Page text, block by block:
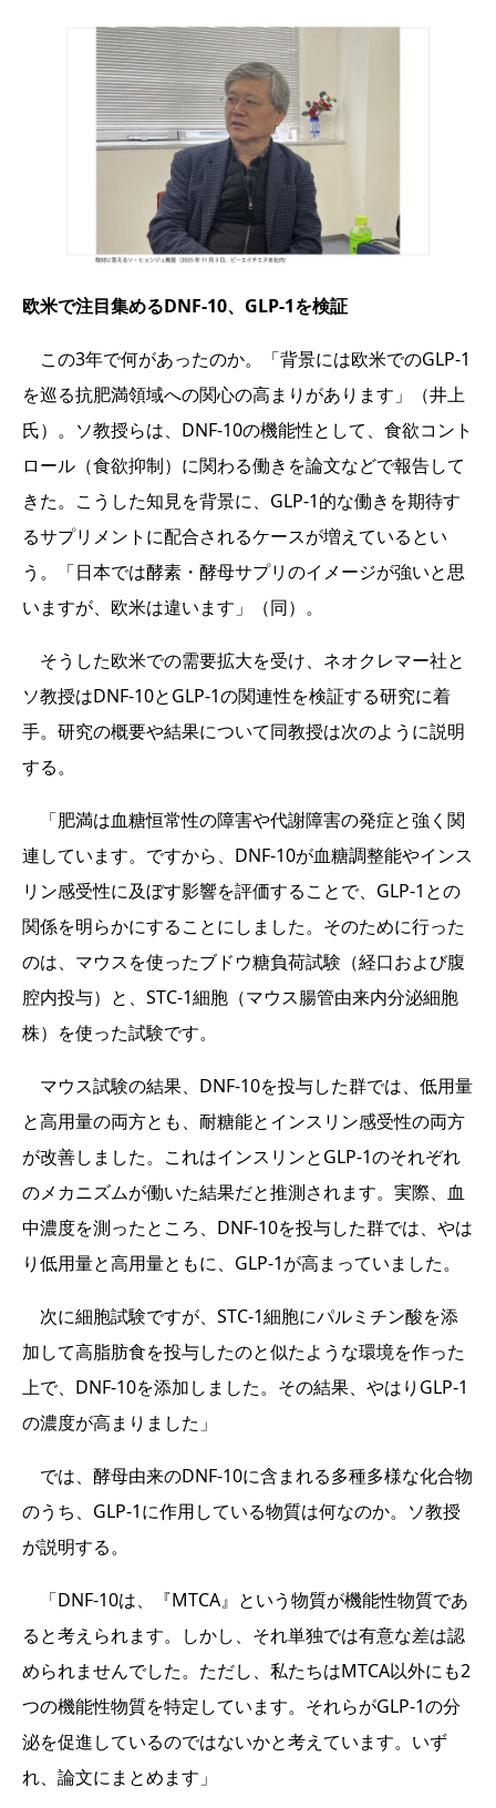
欧米で注目集めるDNF-10、GLP-1を検証
この3年で何があったのか。「背景には欧米でのGLP-1
を巡る抗肥満領域への関心の高まりがあります」（井上
氏）。ソ教授らは、DNF-10の機能性として、食欲コント
ロール（食欲抑制）に関わる働きを論文などで報告して
きた。こうした知見を背景に、GLP-1的な働きを期待す
るサプリメントに配合されるケースが増えているとい
う。「日本では酵素・酵母サプリのイメージが強いと思
いますが、欧米は違います」（同）。
そうした欧米での需要拡大を受け、ネオクレマー社と
ソ教授はDNF-10とGLP-1の関連性を検証する研究に着
手。研究の概要や結果について同教授は次のように説明
する。
「肥満は血糖恒常性の障害や代謝障害の発症と強く関
連しています。ですから、DNF-10が血糖調整能やインス
リン感受性に及ぼす影響を評価することで、GLP-1との
関係を明らかにすることにしました。そのために行った
のは、マウスを使ったブドウ糖負荷試験（経口および腹
腔内投与）と、STC-1細胞（マウス腸管由来内分泌細胞
株）を使った試験です。
マウス試験の結果、DNF-10を投与した群では、低用量
と高用量の両方とも、耐糖能とインスリン感受性の両方
が改善しました。これはインスリンとGLP-1のそれぞれ
のメカニズムが働いた結果だと推測されます。実際、血
中濃度を測ったところ、DNF-10を投与した群では、やは
り低用量と高用量ともに、GLP-1が高まっていました。
次に細胞試験ですが、STC-1細胞にパルミチン酸を添
加して高脂肪食を投与したのと似たような環境を作った
上で、DNF-10を添加しました。その結果、やはりGLP-1
の濃度が高まりました」
では、酵母由来のDNF-10に含まれる多種多様な化合物
のうち、GLP-1に作用している物質は何なのか。ソ教授
が説明する。
「DNF-10は、『MTCA』という物質が機能性物質であ
ると考えられます。しかし、それ単独では有意な差は認
められませんでした。ただし、私たちはMTCA以外にも2
つの機能性物質を特定しています。それらがGLP-1の分
泌を促進しているのではないかと考えています。いず
れ、論文にまとめます」